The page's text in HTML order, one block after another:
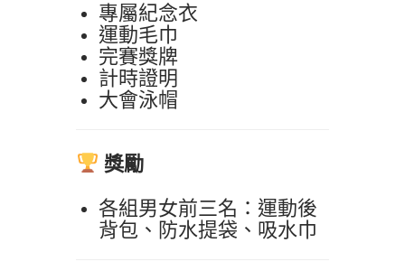
專屬紀念衣
運動毛巾
完賽獎牌
計時證明
大會泳帽
獎勵
各組男女前三名：運動後
背包、防水提袋、吸水巾